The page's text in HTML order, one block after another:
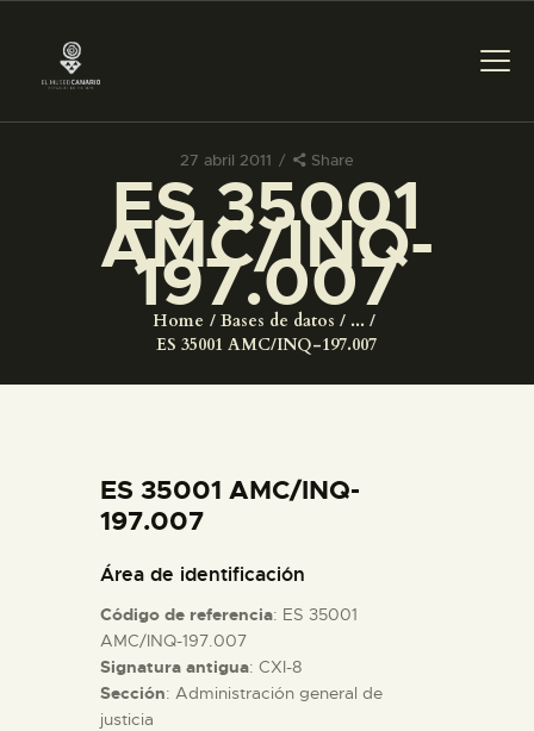
27 abril 2011 Share
ES 35001
AMC/INQ-
197.007
Home Bases de datos
...
ES 35001 AMC/INQ-197.007
PREPARAR LA VISITA
ACTIVIDADES
COLECCIONES
ESPAÑOL
PREPARAR LA VISITA
ES 35001 AMC/INQ-
197.007
Área de identificación
Código de referencia: ES 35001
AMC/INQ-197.007
Signatura antigua: CXI-8
Sección: Administración general de
justicia